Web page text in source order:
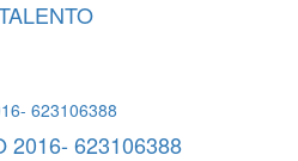
2016- 623106388